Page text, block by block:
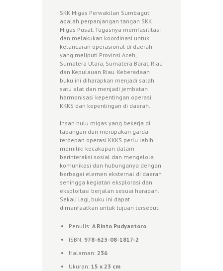
SKK Migas Perwakilan Sumbagut
adalah perpanjangan tangan SKK
Migas Pusat. Tugasnya memfasilitasi
dan melakukan koordinasi untuk
kelancaran operasional di daerah
yang meliputi Provinsi Aceh,
Sumatera Utara, Sumatera Barat, Riau
dan Kepulauan Riau. Keberadaan
buku ini diharapkan menjadi salah
satu alat dan menjadi jembatan
harmonisasi kepentingan operasi
KKKS dan kepentingan di daerah.
Insan hulu migas yang bekerja di
lapangan dan merupakan garda
terdepan operasi KKKS perlu lebih
memiliki kecakapan dalam
berinteraksi sosial dan mengelola
komunikasi dan hubunganya dengan
berbagai elemen eksternal di daerah
sehingga kegiatan eksplorasi dan
eksploitasi berjalan sesuai harapan.
Sekali lagi, buku ini dapat
dimanfaatkan untuk tujuan tersebut.
Penulis: A Rinto Pudyantoro
ISBN: 978-623-08-1817-2
Halaman: 236
Ukuran: 15 x 23 cm